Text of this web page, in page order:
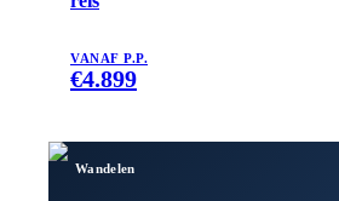
VANAF P.P.
€4.899
Wandelen